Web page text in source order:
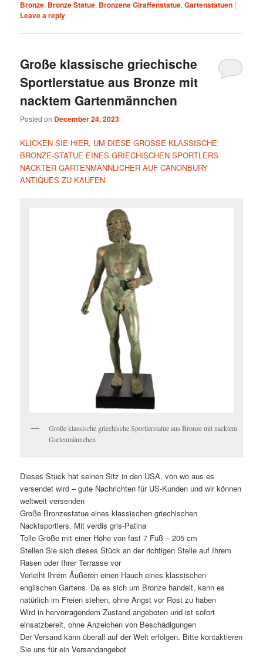
Bronze, Bronze Statue, Bronzene Giraffenstatue,Gartenstatuen |
Leave a reply
Große klassische griechische
Sportlerstatue aus Bronze mit
nacktem Gartenmännchen
Posted on December 24, 2023
KLICKEN SIE HIER, UM DIESE GROSSE KLASSISCHE
BRONZE-STATUE EINES GRIECHISCHEN SPORTLERS
NACKTER GARTENMÄNNLICHER AUF CANONBURY
ANTIQUES ZU KAUFEN
Große klassische griechische Sportlerstatue aus Bronze mit nacktem
Gartenmännchen
Dieses Stück hat seinen Sitz in den USA, von wo aus es
versendet wird – gute Nachrichten für US-Kunden und wir können
weltweit versenden
Große Bronzestatue eines klassischen griechischen
Nacktsportlers. Mit verdis gris-Patina
Tolle Größe mit einer Höhe von fast 7 Fuß – 205 cm
Stellen Sie sich dieses Stück an der richtigen Stelle auf Ihrem
Rasen oder Ihrer Terrasse vor
Verleiht Ihrem Äußeren einen Hauch eines klassischen
englischen Gartens. Da es sich um Bronze handelt, kann es
natürlich im Freien stehen, ohne Angst vor Rost zu haben
Wird in hervorragendem Zustand angeboten und ist sofort
einsatzbereit, ohne Anzeichen von Beschädigungen
Der Versand kann überall auf der Welt erfolgen. Bitte kontaktieren
Sie uns für ein Versandangebot